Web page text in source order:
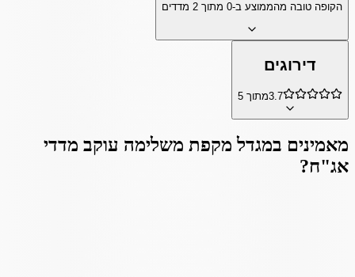
הקופה טובה מהממוצע ב-0 מתוך 2 מדדים
דירוגים
3.7מתוך 5
מאמינים במגדל מקפת משלימה עוקב מדדי
אג"ח?